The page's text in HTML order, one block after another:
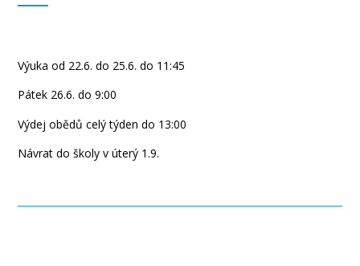
Výuka od 22.6. do 25.6. do 11:45
Pátek 26.6. do 9:00
Výdej obědů celý týden do 13:00
Návrat do školy v úterý 1.9.